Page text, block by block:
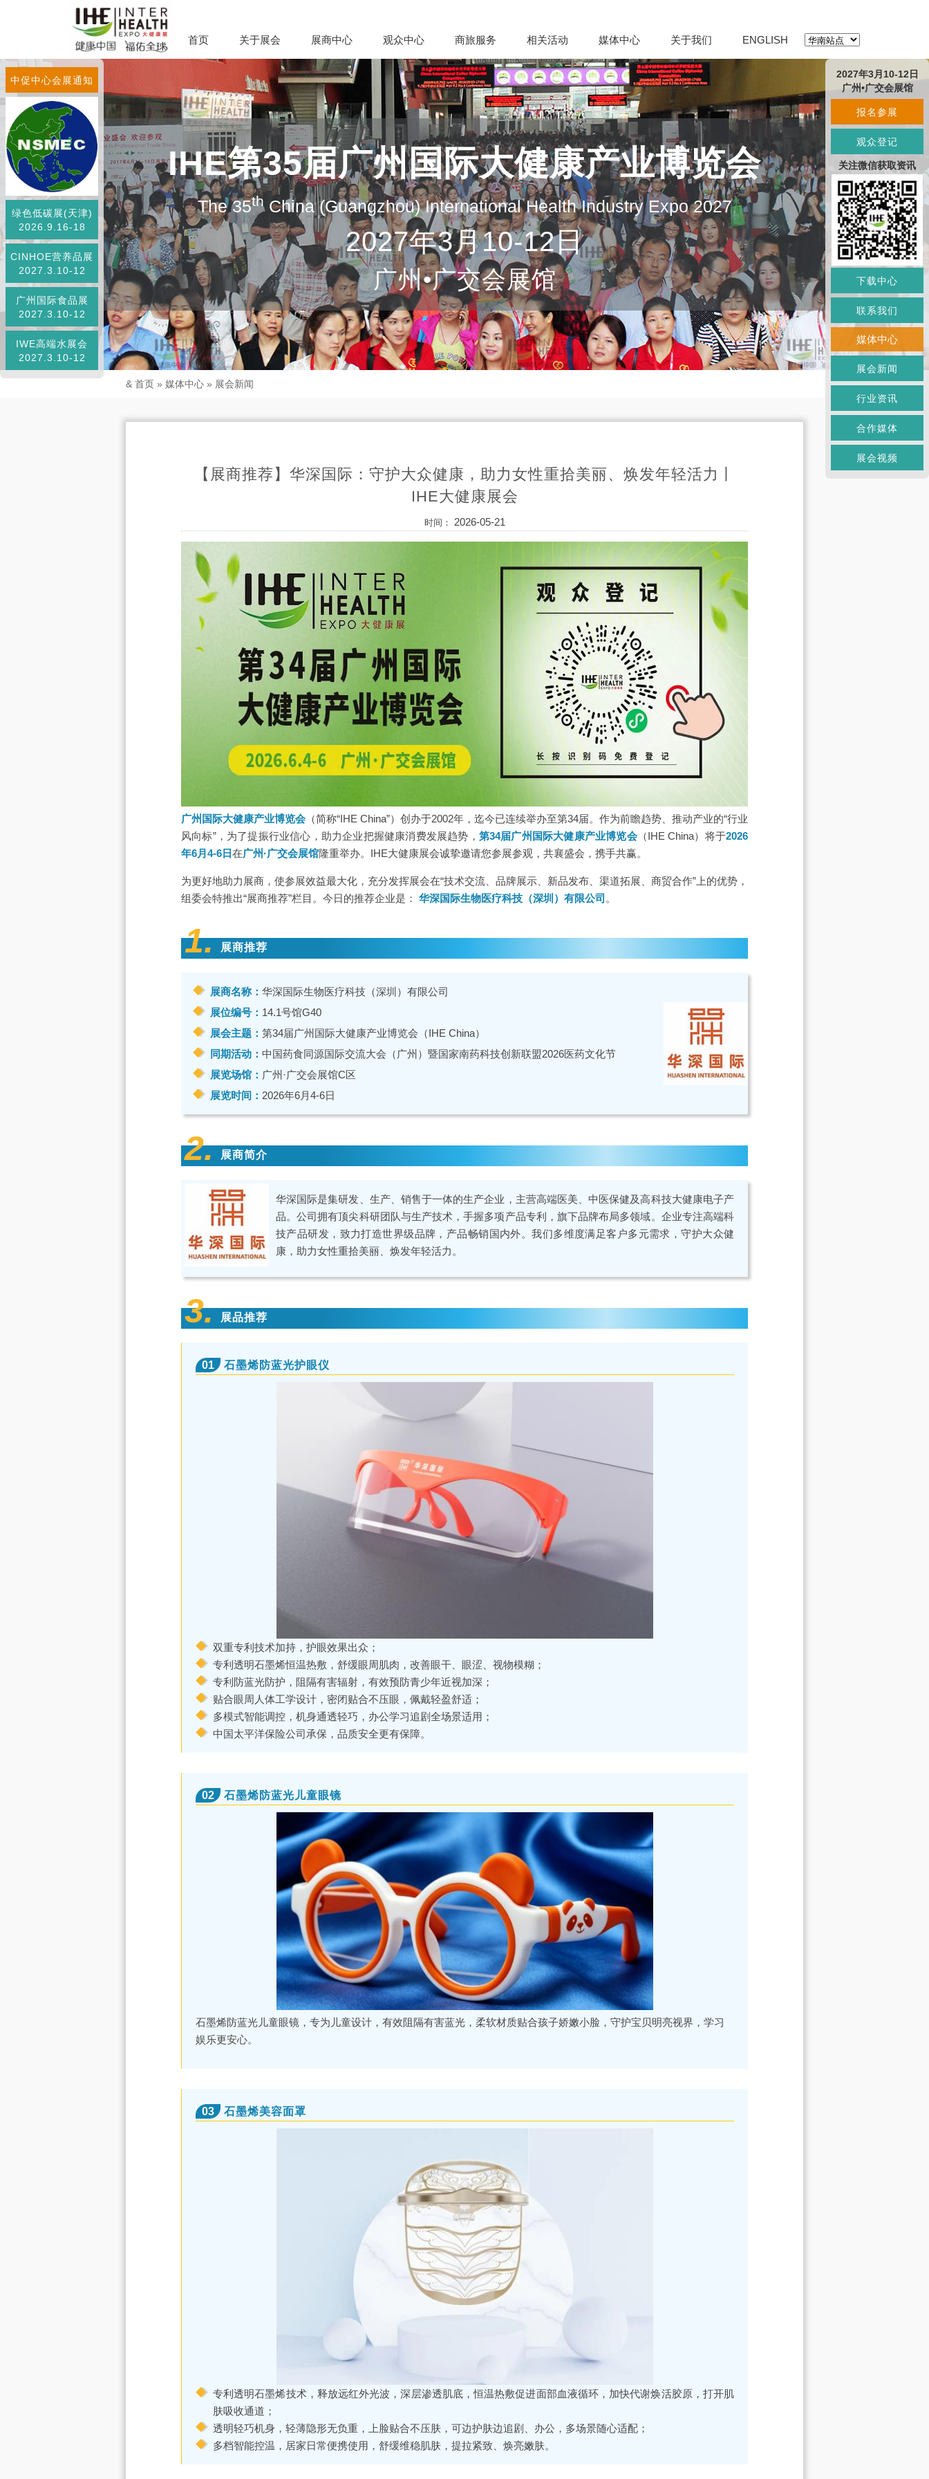
首页 关于展会 展商中心 观众中心 商旅服务 相关活动 媒体中心 关于我们 ENGLISH
IHE第35届广州国际大健康产业博览会
The 35thChina (Guangzhou) International Health Industry Expo 2027
2027年3月10-12日
广州•广交会展馆
中促中心会展通知
绿色低碳展(天津)
2026.9.16-18
CINHOE营养品展
2027.3.10-12
广州国际食品展
2027.3.10-12
IWE高端水展会
2027.3.10-12
& 首页 » 媒体中心 » 展会新闻
【展商推荐】华深国际：守护大众健康，助力女性重拾美丽、焕发年轻活力丨
IHE大健康展会
时间： 2026-05-21
广州国际大健康产业博览会 （简称“IHE China”）创办于2002年，迄今已连续举办至第34届。作为前瞻趋势、推动产业的“行业
风向标”，为了提振行业信心，助力企业把握健康消费发展趋势， 第34届广州国际大健康产业博览会（IHE China） 将于2026
年6月4-6日在广州·广交会展馆隆重举办。IHE大健康展会诚挚邀请您参展参观，共襄盛会，携手共赢。
为更好地助力展商，使参展效益最大化，充分发挥展会在“技术交流、品牌展示、新品发布、渠道拓展、商贸合作”上的优势，
组委会特推出“展商推荐”栏目。今日的推荐企业是： 华深国际生物医疗科技（深圳）有限公司 。
1. 展商推荐
展商名称： 华深国际生物医疗科技（深圳）有限公司
展位编号： 14.1号馆G40
展会主题： 第34届广州国际大健康产业博览会（IHE China）
同期活动： 中国药食同源国际交流大会（广州）暨国家南药科技创新联盟2026医药文化节
展览场馆： 广州·广交会展馆C区
展览时间： 2026年6月4-6日
2. 展商简介
华深国际是集研发、生产、销售于一体的生产企业，主营高端医美、中医保健及高科技大健康电子产
品。公司拥有顶尖科研团队与生产技术，手握多项产品专利，旗下品牌布局多领域。企业专注高端科
技产品研发，致力打造世界级品牌，产品畅销国内外。我们多维度满足客户多元需求，守护大众健
康，助力女性重拾美丽、焕发年轻活力。
3. 展品推荐
01 石墨烯防蓝光护眼仪
双重专利技术加持，护眼效果出众；
专利透明石墨烯恒温热敷，舒缓眼周肌肉，改善眼干、眼涩、视物模糊；
专利防蓝光防护，阻隔有害辐射，有效预防青少年近视加深；
贴合眼周人体工学设计，密闭贴合不压眼，佩戴轻盈舒适；
多模式智能调控，机身通透轻巧，办公学习追剧全场景适用；
中国太平洋保险公司承保，品质安全更有保障。
02 石墨烯防蓝光儿童眼镜
石墨烯防蓝光儿童眼镜，专为儿童设计，有效阻隔有害蓝光，柔软材质贴合孩子娇嫩小脸，守护宝贝明亮视界，学习
娱乐更安心。
03 石墨烯美容面罩
专利透明石墨烯技术，释放远红外光波，深层渗透肌底，恒温热敷促进面部血液循环，加快代谢焕活胶原，打开肌
肤吸收通道；
透明轻巧机身，轻薄隐形无负重，上脸贴合不压肤，可边护肤边追剧、办公，多场景随心适配；
多档智能控温，居家日常便携使用，舒缓维稳肌肤，提拉紧致、焕亮嫩肤。
2027年3月10-12日
广州•广交会展馆
报名参展
观众登记
关注微信获取资讯
下载中心
联系我们
媒体中心
展会新闻
行业资讯
合作媒体
展会视频